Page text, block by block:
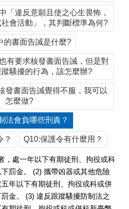
「違反意願且使之心生畏怖，
會活動」，其判斷標準為何?
的書面告誡是什麼?
有要求核發書面告誡，但是對
騷擾的行為，該怎麼辦?
發書面告誡覺得不服，我可以
怎麼做?
法會負哪些刑責？
？ Q10:保護令有什麼用？
，處一年以下有期徒刑、拘役或科
罰金。 (2) 攜帶凶器或其他危險
年以下有期徒刑、拘役或科或併
金。 (3) 違反跟蹤騷擾防制法之